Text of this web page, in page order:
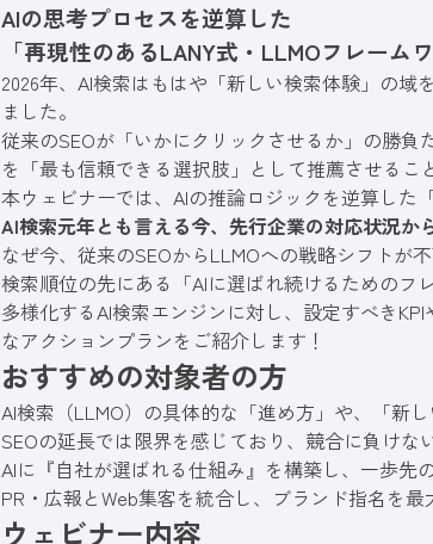
AIの思考プロセスを逆算した
「再現性のあるLANY式・LLMOフレーム
2026年、AI検索はもはや「新しい検索体験」の
ました。
従来のSEOが「いかにクリックさせるか」の勝
を「最も信頼できる選択肢」として推薦させるこ
本ウェビナーでは、AIの推論ロジックを逆算した
AI検索元年とも言える今、先行企業の対応状況か
なぜ今、従来のSEOからLLMOへの戦略シフトが不
検索順位の先にある「AIに選ばれ続けるためのフ
多様化するAI検索エンジンに対し、設定すべき
なアクションプランをご紹介します！
おすすめの対象者の方
AI検索（LLMO）の具体的な「進め方」や、「新
SEOの延長では限界を感じており、競合に負けな
AIに『自社が選ばれる仕組み』を構築し、一歩先
PR・広報とWeb集客を統合し、ブランド指名を
ウェビナー内容